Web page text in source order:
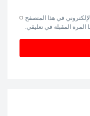
في هذا المتصفح
المرة المقبلة في تعليقي.